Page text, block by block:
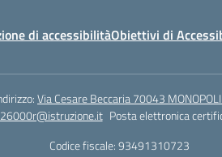
di accessibilitàObiettivi di
Via Cesare Beccaria 70043
Posta elettronica
Codice fiscale: 93491310723